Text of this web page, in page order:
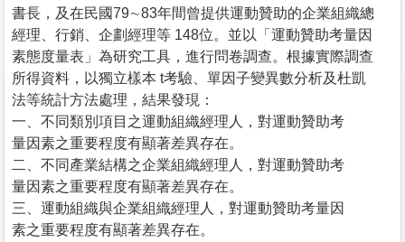
書長，及在民國79∼83年間曾提供運動贊助的企業組織總
經理、行銷、企劃經理等 148位。並以「運動贊助考量因
素態度量表」為研究工具，進行問卷調查。根據實際調查
所得資料，以獨立樣本 t考驗、單因子變異數分析及杜凱
法等統計方法處理，結果發現：
一、不同類別項目之運動組織經理人，對運動贊助考
量因素之重要程度有顯著差異存在。
二、不同產業結構之企業組織經理人，對運動贊助考
量因素之重要程度有顯著差異存在。
三、運動組織與企業組織經理人，對運動贊助考量因
素之重要程度有顯著差異存在。